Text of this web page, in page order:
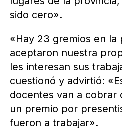
sido cero».
«Hay 23 gremios en la
aceptaron nuestra
les interesan sus
cuestionó y advirtió:
docentes van a cobrar
un premio por
fueron a trabajar».